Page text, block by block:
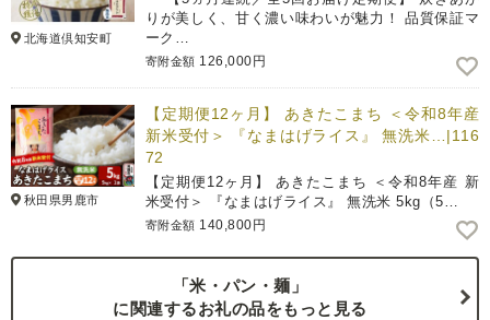
北海道倶知安町
りが美しく、甘く濃い味わいが魅力！ 品質保証マ
ーク…
寄附金額 126,000円
秋田県男鹿市
【定期便12ヶ月】 あきたこまち ＜令和8年産
新米受付＞ 『なまはげライス』 無洗米…|116
72
【定期便12ヶ月】 あきたこまち ＜令和8年産 新
米受付＞ 『なまはげライス』 無洗米 5kg（5…
寄附金額 140,800円
「米・パン・麺」
に関連するお礼の品をもっと見る